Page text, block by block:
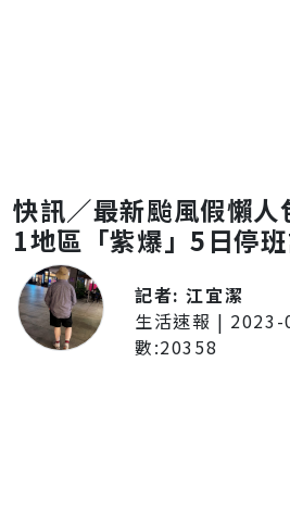
快訊／最新颱風假懶人
1地區「紫爆」5日停
記者:江宜潔
生活速報 | 2023-
數:20358